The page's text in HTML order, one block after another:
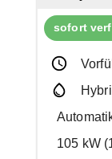
sofort
105 kW